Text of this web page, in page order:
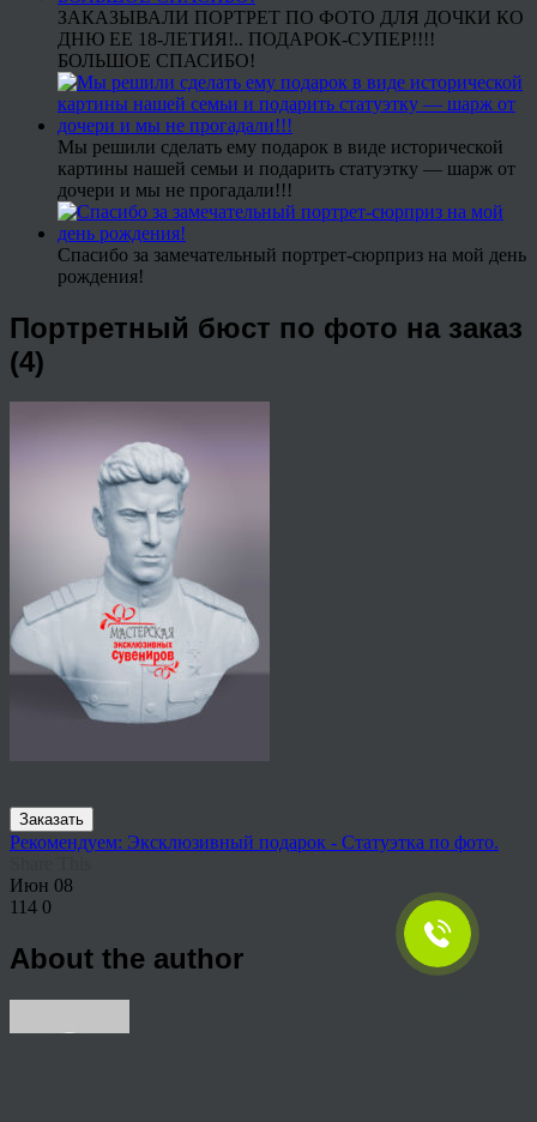
ЗАКАЗЫВАЛИ ПОРТРЕТ ПО ФОТО ДЛЯ ДОЧКИ КО
ДНЮ ЕЕ 18-ЛЕТИЯ!.. ПОДАРОК-СУПЕР!!!!
БОЛЬШОЕ СПАСИБО!
Мы решили сделать ему подарок в виде исторической
картины нашей семьи и подарить статуэтку — шарж от
дочери и мы не прогадали!!!
Спасибо за замечательный портрет-сюрприз на мой день
рождения!
Портретный бюст по фото на заказ
(4)
Заказать
Рекомендуем: Эксклюзивный подарок - Статуэтка по фото.
Июн 08
114 0
About the author